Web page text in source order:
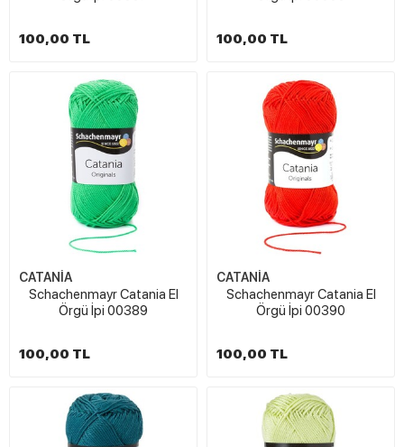
100,00 TL 100,00 TL
CATANİA
Schachenmayr Catania El
Örgü İpi 00389
100,00 TL
CATANİA
Schachenmayr Catania El
Örgü İpi 00390
100,00 TL